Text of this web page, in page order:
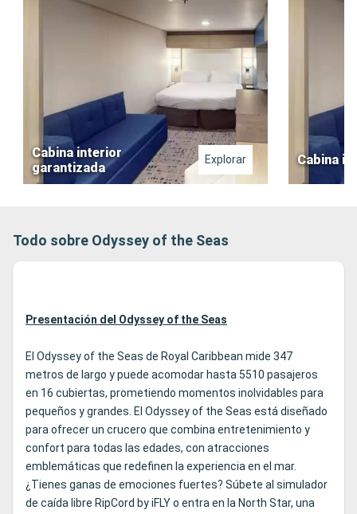
Cabina interior
garantizada
Explorar Cabina
Todo sobre Odyssey of the Seas
Presentación del Odyssey of the Seas
El Odyssey of the Seas de Royal Caribbean mide 347
metros de largo y puede acomodar hasta 5510 pasajeros
en 16 cubiertas, prometiendo momentos inolvidables para
pequeños y grandes. El Odyssey of the Seas está diseñado
para ofrecer un crucero que combina entretenimiento y
confort para todas las edades, con atracciones
emblemáticas que redefinen la experiencia en el mar.
¿Tienes ganas de emociones fuertes? Súbete al simulador
de caída libre RipCord by iFLY o entra en la North Star, una